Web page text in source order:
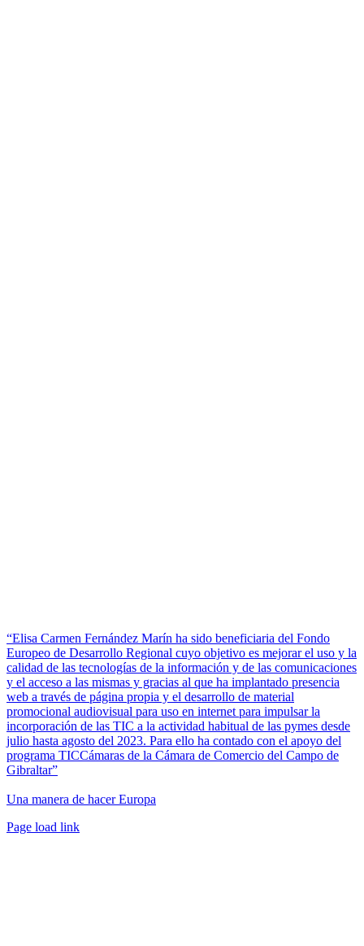
“Elisa Carmen Fernández Marín ha sido beneficiaria del Fondo
Europeo de Desarrollo Regional cuyo objetivo es mejorar el uso y la
calidad de las tecnologías de la información y de las comunicaciones
y el acceso a las mismas y gracias al que ha implantado presencia
web a través de página propia y el desarrollo de material
promocional audiovisual para uso en internet para impulsar la
incorporación de las TIC a la actividad habitual de las pymes desde
julio hasta agosto del 2023. Para ello ha contado con el apoyo del
programa TICCámaras de la Cámara de Comercio del Campo de
Gibraltar”
Una manera de hacer Europa
Facebook
Twitter
Instagram
Pinterest
Page load link